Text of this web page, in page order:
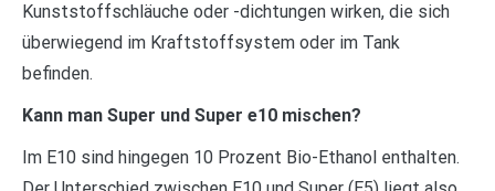
Kunststoffschläuche oder -dichtungen wirken, die sich
überwiegend im Kraftstoffsystem oder im Tank
befinden.
Kann man Super und Super e10 mischen?
Im E10 sind hingegen 10 Prozent Bio-Ethanol enthalten.